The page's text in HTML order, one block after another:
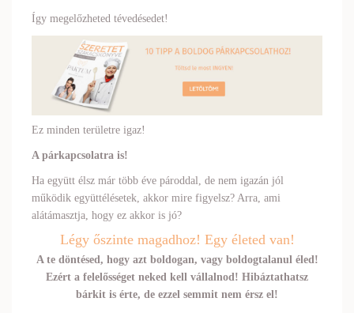
Így megelőzheted tévedésedet!
Ez minden területre igaz!
A párkapcsolatra is!
Ha együtt élsz már több éve pároddal, de nem igazán jól
működik együttélésetek, akkor mire figyelsz? Arra, ami
alátámasztja, hogy ez akkor is jó?
Légy őszinte magadhoz! Egy életed van!
A te döntésed, hogy azt boldogan, vagy boldogtalanul éled!
Ezért a felelősséget neked kell vállalnod! Hibáztathatsz
bárkit is érte, de ezzel semmit nem érsz el!